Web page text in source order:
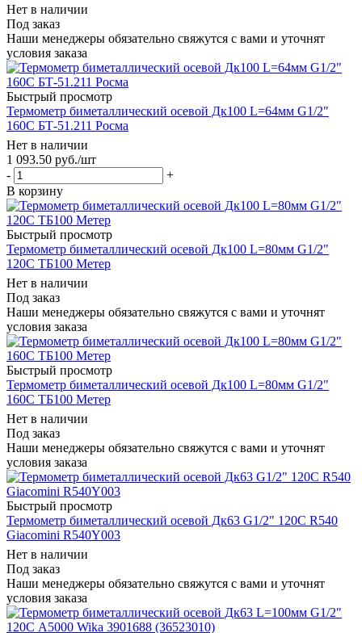
Нет в наличии
Под заказ
Наши менеджеры обязательно свяжутся с вами и уточнят
условия заказа
Быстрый просмотр
Термометр биметаллический осевой Дк100 L=64мм G1/2"
160C БТ-51.211 Росма
Нет в наличии
1 093.50 руб./шт
-
+
В корзину
Быстрый просмотр
Термометр биметаллический осевой Дк100 L=80мм G1/2"
120C ТБ100 Метер
Нет в наличии
Под заказ
Наши менеджеры обязательно свяжутся с вами и уточнят
условия заказа
Быстрый просмотр
Термометр биметаллический осевой Дк100 L=80мм G1/2"
160C ТБ100 Метер
Нет в наличии
Под заказ
Наши менеджеры обязательно свяжутся с вами и уточнят
условия заказа
Быстрый просмотр
Термометр биметаллический осевой Дк63 G1/2" 120C R540
Giacomini R540Y003
Нет в наличии
Под заказ
Наши менеджеры обязательно свяжутся с вами и уточнят
условия заказа